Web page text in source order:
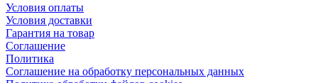
Условия оплаты
Условия доставки
Гарантия на товар
Соглашение
Политика
Соглашение на обработку персональных данных